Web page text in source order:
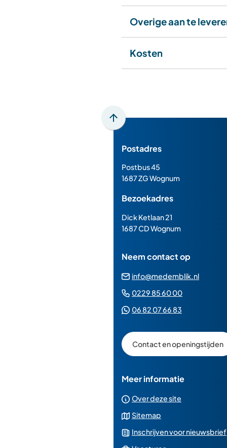
Overige aan te
Kosten
Scroll
boven
het
van
de
paginainhoud
Postadres
Postbus 45
1687 ZG Wognum
Bezoekadres
Dick Ketlaan 21
1687 CD Wognum
Neem contact op
info@medemblik.nl
0229 85 60 00(Verwijst
06 82 07 66 83
een
Whatsapp
Contact en openingstijden
Meer informatie
Over deze site
Sitemap
Inschrijven voor nieuwsbrief